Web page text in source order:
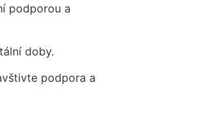
podporou a
doby.
podpora a